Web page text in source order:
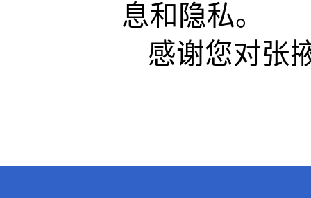
息和隐私。
感谢您对张